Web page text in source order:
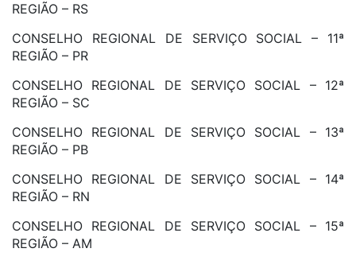
REGIÃO – RS
CONSELHO REGIONAL DE SERVIÇO SOCIAL – 11ª
REGIÃO – PR
CONSELHO REGIONAL DE SERVIÇO SOCIAL – 12ª
REGIÃO – SC
CONSELHO REGIONAL DE SERVIÇO SOCIAL – 13ª
REGIÃO – PB
CONSELHO REGIONAL DE SERVIÇO SOCIAL – 14ª
REGIÃO – RN
CONSELHO REGIONAL DE SERVIÇO SOCIAL – 15ª
REGIÃO – AM